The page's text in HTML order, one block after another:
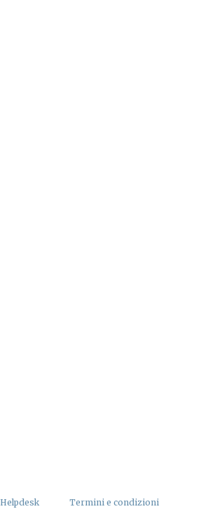
Helpdesk Termini e condizioni